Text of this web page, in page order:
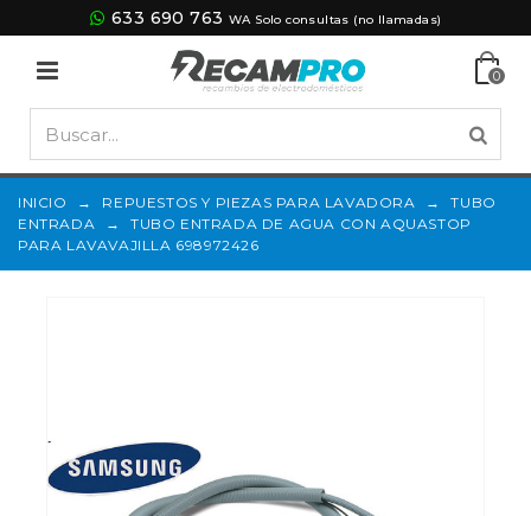
633 690 763 WA Solo consultas (no llamadas)
0
INICIO → REPUESTOS Y PIEZAS PARA LAVADORA →
TUBO
ENTRADA
→
TUBO ENTRADA DE AGUA CON AQUASTOP
PARA LAVAVAJILLA 698972426